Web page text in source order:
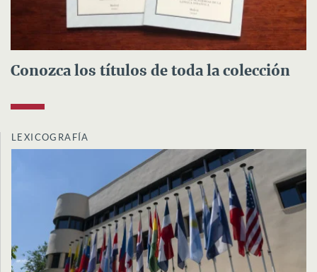
Conozca los títulos de toda la colección
LEXICOGRAFÍA